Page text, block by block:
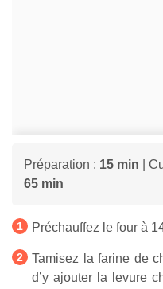
Préparation : 15 min |
65 min
Préchauffez le four à
Tamisez la farine de
d’y ajouter la levure